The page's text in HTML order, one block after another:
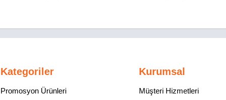
Kategoriler Kurumsal
Promosyon Ürünleri
Müşteri Hizmetleri